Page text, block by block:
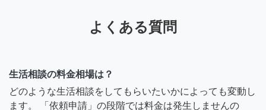
よくある質問
生活相談の料金相場は？
どのような生活相談をしてもらいたいかによっても変動し
ます。 「依頼申請」の段階では料金は発生しませんの